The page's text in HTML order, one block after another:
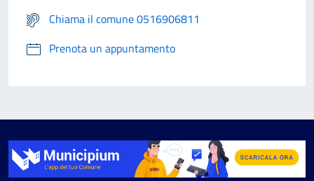
Chiama il comune 0516906811
Prenota un appuntamento